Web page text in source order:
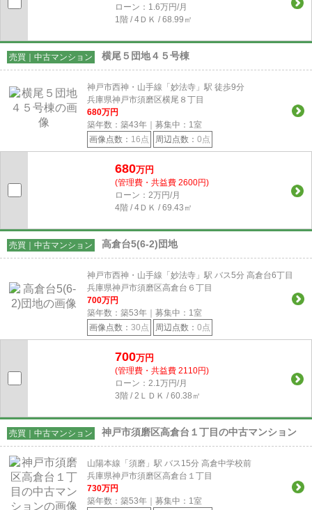
ローン：1.6万円/月
1階 / 4ＤＫ / 68.99㎡
売買｜中古マンション 横尾５団地４５号棟
神戸市西神・山手線「妙法寺」駅 徒歩9分
兵庫県神戸市須磨区横尾８丁目
680万円
築年数：築43年｜募集中： 1室
画像点数： 16点 周辺点数： 0点
680万円
(管理費・共益費 2600円)
ローン：2万円/月
4階 / 4ＤＫ / 69.43㎡
売買｜中古マンション 高倉台5(6-2)団地
神戸市西神・山手線「妙法寺」駅 バス5分 高倉台6丁目
兵庫県神戸市須磨区高倉台６丁目
700万円
築年数：築53年｜募集中： 1室
画像点数： 30点 周辺点数： 0点
700万円
(管理費・共益費 2110円)
ローン：2.1万円/月
3階 / 2ＬＤＫ / 60.38㎡
売買｜中古マンション 神戸市須磨区高倉台１丁目の中古マンション
山陽本線「須磨」駅 バス15分 高倉中学校前
兵庫県神戸市須磨区高倉台１丁目
730万円
築年数：築53年｜募集中： 1室